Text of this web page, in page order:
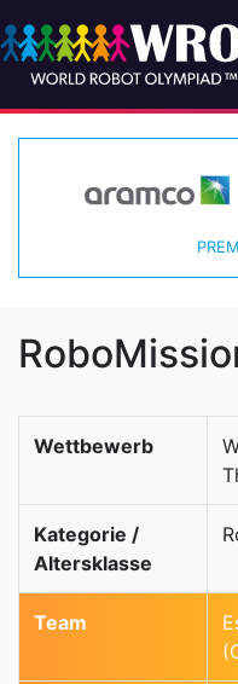
Wettbewerb
Kategorie /
Altersklasse
Team